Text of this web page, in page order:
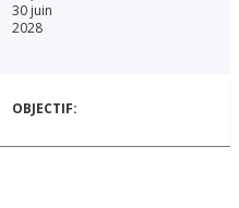
30 juin
2028